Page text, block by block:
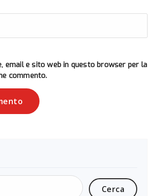
email e sito web in questo browser per la
commento.